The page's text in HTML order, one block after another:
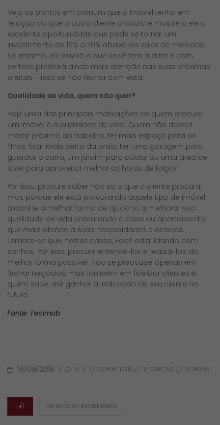
Veja os pontos em comum que o imóvel tenha em
relação ao que o outro cliente procura e mostre a ele a
excelente oportunidade que pode se tornar um
investimento de 15% a 20% abaixo do valor de mercado.
No mínimo, ele ouvirá o que você tem a dizer e com
certeza prestará ainda mais atenção nas suas próximas
ofertas – isso se não fechar com esta.
Qualidade de vida, quem não quer?
Hoje uma das principais motivações de quem procura
um imóvel é a qualidade de vida. Quem não deseja
morar próximo ao trabalho, ter mais espaço para os
filhos, ficar mais perto da praia, ter uma garagem para
guardar o carro, um jardim para cuidar ou uma área de
lazer para aproveitar melhor as horas de folga?
Por isso, procure saber não só o que o cliente procura,
mas porque ele está procurando aquele tipo de imóvel.
Encontre a melhor forma de ajudá-lo a melhorar sua
qualidade de vida procurando a casa ou apartamento
que mais atende a suas necessidades e desejos.
Lembre-se que, nestes casos, você está lidando com
sonhos. Por isso, procure entendê-los e realizá-los da
melhor forma possível. Não se preocupe apenas em
fechar negócios, mas também em fidelizar clientes e,
quem sabe, até ganhar a indicação de seu cliente no
futuro.
Fonte: Tecimob
POSTED
16/09/2018 / 0 / TAGSCORRETOR, TÉCNICAS, VENDAS
CATEGORIES
MERCADO IMOBILIÁRIO